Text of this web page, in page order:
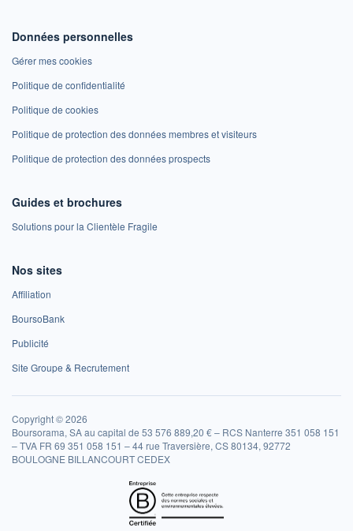
Données personnelles
Gérer mes cookies
Politique de confidentialité
Politique de cookies
Politique de protection des données membres et visiteurs
Politique de protection des données prospects
Guides et brochures
Solutions pour la Clientèle Fragile
Nos sites
Affiliation
BoursoBank
Publicité
Site Groupe & Recrutement
Copyright © 2026
Boursorama, SA au capital de 53 576 889,20 € – RCS Nanterre 351 058 151
– TVA FR 69 351 058 151 – 44 rue Traversière, CS 80134, 92772
BOULOGNE BILLANCOURT CEDEX